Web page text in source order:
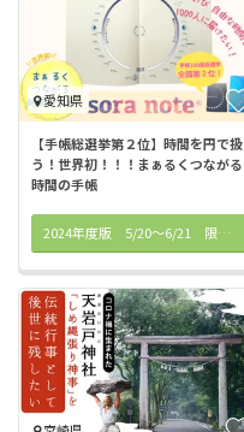
愛知県
【手帳総選挙第２位】時間を円で扱
う！世界初！！！まぁるくつながる
時間の手帳
2024年度版 5/20〜6/21 限定予約販売📢